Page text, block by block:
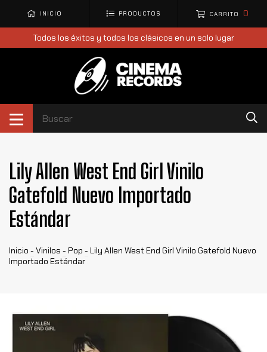
INICIO PRODUCTOS CARRITO 0
Todos los éxitos y todos los clásicos en un solo lugar
Lily Allen West End Girl Vinilo
Gatefold Nuevo Importado
Estándar
Inicio - Vinilos - Pop - Lily Allen West End Girl Vinilo Gatefold Nuevo
Importado Estándar